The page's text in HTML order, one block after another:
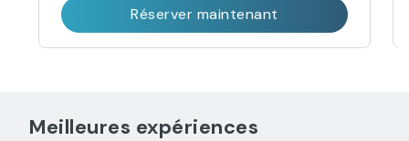
Réserver maintenant
Meilleures expériences